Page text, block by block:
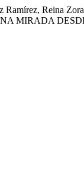
Ramírez, Reina
MIRADA